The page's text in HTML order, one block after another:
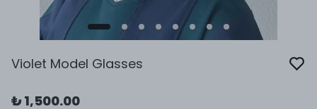
Violet Model Glasses
₺ 1,500.00